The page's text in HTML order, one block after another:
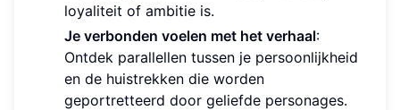
loyaliteit of ambitie is.
Je verbonden voelen met het verhaal:
Ontdek parallellen tussen je persoonlijkheid
en de huistrekken die worden
geportretteerd door geliefde personages.